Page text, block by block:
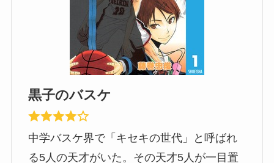
黒子のバスケ
中学バスケ界で「キセキの世代」と呼ばれ
る5人の天才がいた。その天才5人が一目置